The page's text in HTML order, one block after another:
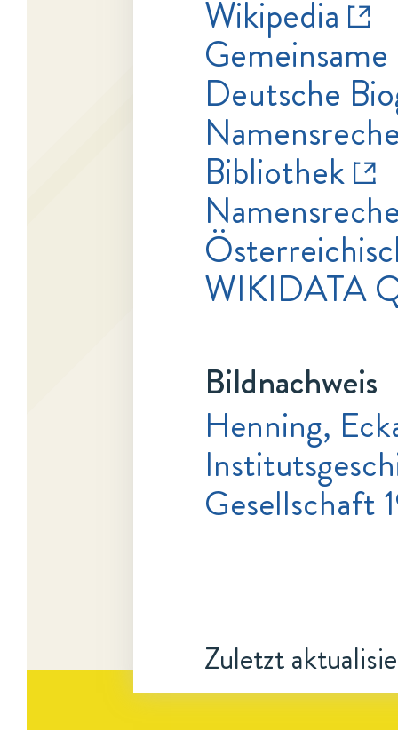
Wikipedia
Deutsche
Bibliothek
WIKIDATA
Bildnachweis
Henning,
Gesellschaft
Zuletzt